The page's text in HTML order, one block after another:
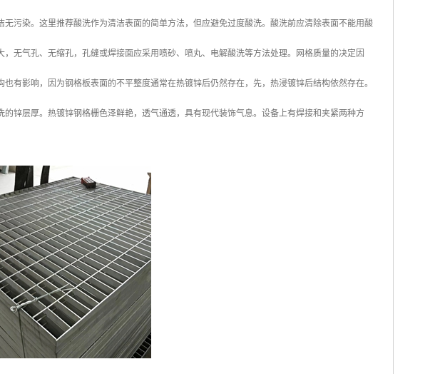
污染。这里推荐酸洗作为清洁表面的简单方法，但应避免过度酸洗。酸洗前应清除表面不能用酸
无气孔、无缩孔，孔缝或焊接面应采用喷砂、喷丸、电解酸洗等方法处理。网格质量的决定因
有影响，因为钢格板表面的不平整度通常在热镀锌后仍然存在，先，热浸镀锌后结构依然存在。
锌层厚。热镀锌钢格栅色泽鲜艳，透气通透，具有现代装饰气息。设备上有焊接和夹紧两种方